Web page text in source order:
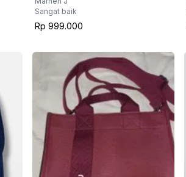
Sangat baik
Rp 999.000